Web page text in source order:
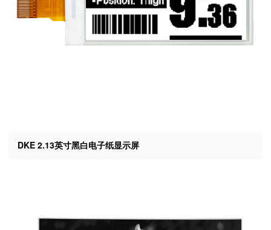
DKE 2.13英寸黑白电子纸显示屏